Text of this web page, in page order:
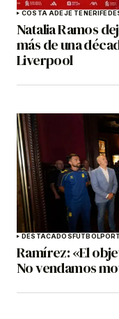
COSTA ADEJE TENERIFE
Natalia Ramos
más de una
Liverpool
DESTACADOSFÚTBOL
Ramírez: «El
No vendamos